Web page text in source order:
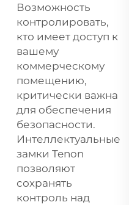
Возможность
контролировать,
кто имеет доступ к
вашему
коммерческому
помещению,
критически важна
для обеспечения
безопасности.
Интеллектуальные
замки Tenon
позволяют
сохранять
контроль над